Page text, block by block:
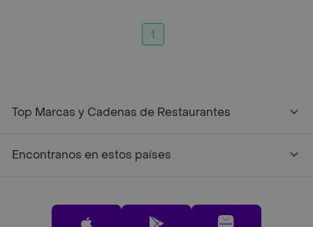
1
Top Marcas y Cadenas de Restaurantes
Encontranos en estos países